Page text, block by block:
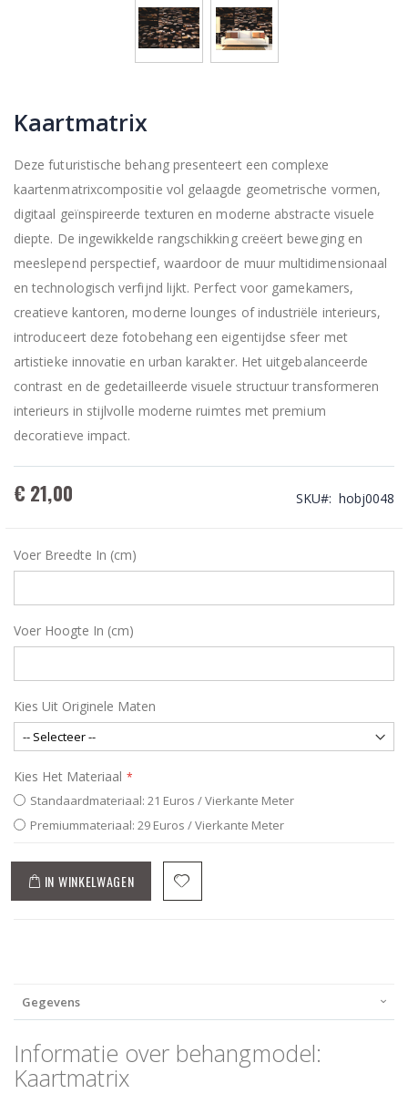
Kaartmatrix
Deze futuristische behang presenteert een complexe
kaartenmatrixcompositie vol gelaagde geometrische vormen,
digitaal geïnspireerde texturen en moderne abstracte visuele
diepte. De ingewikkelde rangschikking creëert beweging en
meeslepend perspectief, waardoor de muur multidimensionaal
en technologisch verfijnd lijkt. Perfect voor gamekamers,
creatieve kantoren, moderne lounges of industriële interieurs,
introduceert deze fotobehang een eigentijdse sfeer met
artistieke innovatie en urban karakter. Het uitgebalanceerde
contrast en de gedetailleerde visuele structuur transformeren
interieurs in stijlvolle moderne ruimtes met premium
decoratieve impact.
€ 21,00 SKU hobj0048
Voer Breedte In (cm)
Voer Hoogte In (cm)
Kies Uit Originele Maten
Kies Het Materiaal
Standaardmateriaal: 21 Euros / Vierkante Meter
Premiummateriaal: 29 Euros / Vierkante Meter
IN WINKELWAGEN
Gegevens
Informatie over behangmodel:
Kaartmatrix